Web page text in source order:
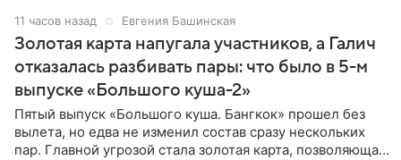
11 часов назад Евгения Башинская
Золотая карта напугала участников, а Галич
отказалась разбивать пары: что было в 5-м
выпуске «Большого куша-2»
Пятый выпуск «Большого куша. Бангкок» прошел без
вылета, но едва не изменил состав сразу нескольких
пар. Главной угрозой стала золотая карта, позволяющая